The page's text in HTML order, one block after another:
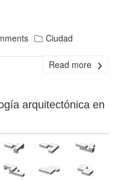
Ciudad
Read more
arquitectónica en